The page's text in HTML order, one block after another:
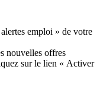
emploi » de votre
nouvelles offres
sur le lien « Activer